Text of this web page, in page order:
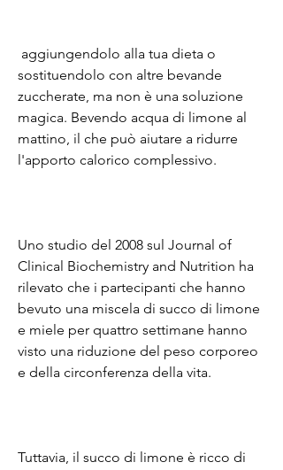
sostituendolo con altre bevande
zuccherate, ma non è una soluzione
magica. Bevendo acqua di limone al
mattino, il che può aiutare a ridurre
l'apporto calorico complessivo.
Uno studio del 2008 sul Journal of
Clinical Biochemistry and Nutrition ha
rilevato che i partecipanti che hanno
bevuto una miscela di succo di limone
e miele per quattro settimane hanno
visto una riduzione del peso corporeo
e della circonferenza della vita.
Tuttavia, il succo di limone è ricco di